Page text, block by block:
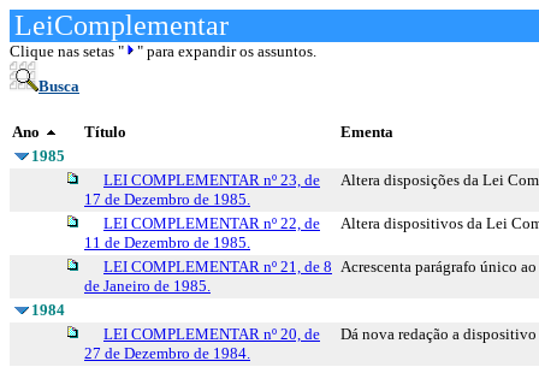
LeiComplementar
Clique nas setas "
" para expandir os assuntos.
Busca
Ano Título
Ementa
1985
LEI COMPLEMENTAR nº 23, de
17 de Dezembro de 1985.
Altera disposições da Lei
LEI COMPLEMENTAR nº 22, de
11 de Dezembro de 1985.
Altera dispositivos da Lei
LEI COMPLEMENTAR nº 21, de 8
de Janeiro de 1985.
Acrescenta parágrafo único
1984
LEI COMPLEMENTAR nº 20, de
27 de Dezembro de 1984.
Dá nova redação a